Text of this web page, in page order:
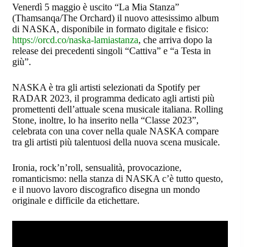
Venerdì 5 maggio è uscito “La Mia Stanza”
(Thamsanqa/The Orchard) il nuovo attesissimo album
di NASKA, disponibile in formato digitale e fisico:
https://orcd.co/naska-lamiastanza, che arriva dopo la
release dei precedenti singoli “Cattiva” e “a Testa in
giù”.
NASKA è tra gli artisti selezionati da Spotify per
RADAR 2023, il programma dedicato agli artisti più
promettenti dell’attuale scena musicale italiana. Rolling
Stone, inoltre, lo ha inserito nella “Classe 2023”,
celebrata con una cover nella quale NASKA compare
tra gli artisti più talentuosi della nuova scena musicale.
Ironia, rock’n’roll, sensualità, provocazione,
romanticismo: nella stanza di NASKA c’è tutto questo,
e il nuovo lavoro discografico disegna un mondo
originale e difficile da etichettare.